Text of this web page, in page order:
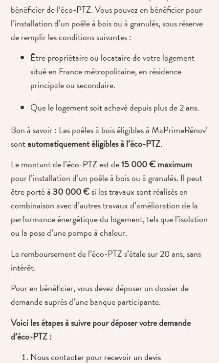
bénéficier de l’éco-PTZ. Vous pouvez en bénéficier pour
l’installation d’un poêle à bois ou à granulés, sous réserve
de remplir les conditions suivantes :
Être propriétaire ou locataire de votre logement
situé en France métropolitaine, en résidence
principale ou secondaire.
Que le logement soit achevé depuis plus de 2 ans.
Bon à savoir : Les poêles à bois éligibles à MaPrimeRénov’
sontautomatiquement éligibles à l’éco-PTZ.
Le montant de l’éco-PTZest de15 000 € maximum
pour l’installation d’un poêle à bois ou à granulés. Il peut
être porté à 30 000 €si les travaux sont réalisés en
combinaison avec d’autres travaux d’amélioration de la
performance énergétique du logement, tels que l’isolation
ou la pose d’une pompe à chaleur.
Le remboursement de l’éco-PTZ s’étale sur 20 ans, sans
intérêt.
Pour en bénéficier, vous devez déposer un dossier de
demande auprès d’une banque participante.
Voici les étapes à suivre pour déposer votre demande
d’éco-PTZ :
Nous contacter pour recevoir un devis